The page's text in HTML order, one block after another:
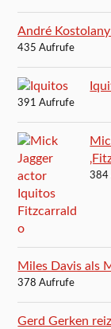
André
435 Aufrufe
391 Aufrufe
384
Miles Davis als
378 Aufrufe
Gerd Gerken